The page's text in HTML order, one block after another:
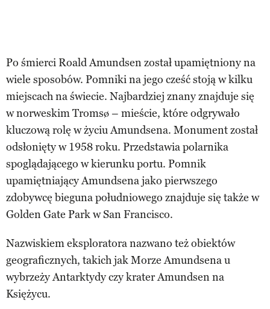
Po śmierci Roald Amundsen został upamiętniony na
wiele sposobów. Pomniki na jego cześć stoją w kilku
miejscach na świecie. Najbardziej znany znajduje się
w norweskim Tromsø – mieście, które odgrywało
kluczową rolę w życiu Amundsena. Monument został
odsłonięty w 1958 roku. Przedstawia polarnika
spoglądającego w kierunku portu. Pomnik
upamiętniający Amundsena jako pierwszego
zdobywcę bieguna południowego znajduje się także w
Golden Gate Park w San Francisco.
Nazwiskiem eksploratora nazwano też obiektów
geograficznych, takich jak Morze Amundsena u
wybrzeży Antarktydy czy krater Amundsen na
Księżycu.